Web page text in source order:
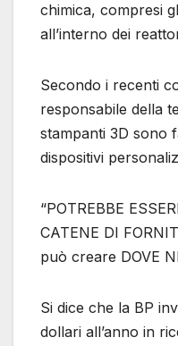
chimica, compresi
all’interno dei
Secondo i recenti
responsabile della
stampanti 3D sono
dispositivi
“POTREBBE
CATENE DI
può creare DOVE
Si dice che la BP
dollari all’anno in